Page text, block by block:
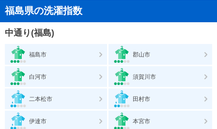
福島県の洗濯指数
中通り(福島)
福島市 郡山市
白河市 須賀川市
二本松市 田村市
伊達市 本宮市